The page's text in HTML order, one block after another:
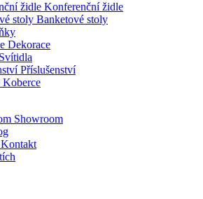
Konferenční židle
Banketové stoly
Dekorace
Svítidla
Příslušenství
Koberce
Showroom
Kontakt